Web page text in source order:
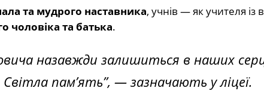
та мудрого наставника, учнів — як учителя із
чоловіка та батька.
назавжди залишиться в наших
пам’ять”, — зазначають у ліцеї.